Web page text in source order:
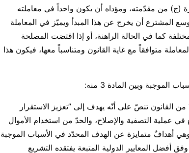
7 منه وفي الفقرة (ج) من مقدّمته، ومؤداه أن يكون واحداً في معاملته
المشترع أن يخرج عن هذا المبدأ ويميّز في المعاملة
كما في الحالة الراهنة، أو إذا اقتضت المصلحة
متوافقاً مع غاية القانون ومتناسباً معها، فيكون هذا
وبين المادة 3 منه:
حيث إنّ الجهة المستدعية تدلي بأنّ المادة ٣ من القانون تنصّ على أنّه يهدف إلى ”تعزيز الاستقرار
في عملية التصفية والإصلاح، والحدّ من استخدام الأموال
أهدافٌ متمايزة عن الهدف المحدّد في الأسباب الموجبة
أفضل المعايير الدولية المتبعة يفتقده التشريع